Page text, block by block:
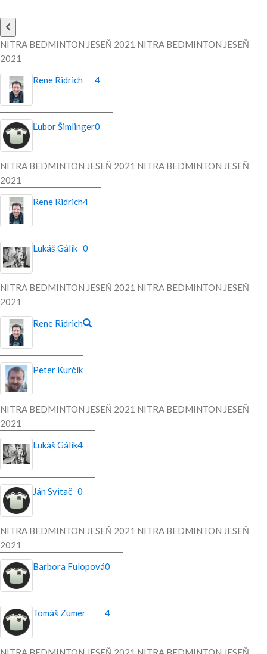
NITRA BEDMINTON JESEŇ 2021 NITRA BEDMINTON JESEŇ
2021
Rene Ridrich
4
Ľubor Šimlinger0
NITRA BEDMINTON JESEŇ 2021 NITRA BEDMINTON JESEŇ
2021
Rene Ridrich4
Lukáš Gálik 0
NITRA BEDMINTON JESEŇ 2021 NITRA BEDMINTON JESEŇ
2021
Rene Ridrich
Peter Kurčík
NITRA BEDMINTON JESEŇ 2021 NITRA BEDMINTON JESEŇ
2021
Lukáš Gálik4
Ján Svitač 0
NITRA BEDMINTON JESEŇ 2021 NITRA BEDMINTON JESEŇ
2021
Barbora Fulopová0
Tomáš Zumer 4